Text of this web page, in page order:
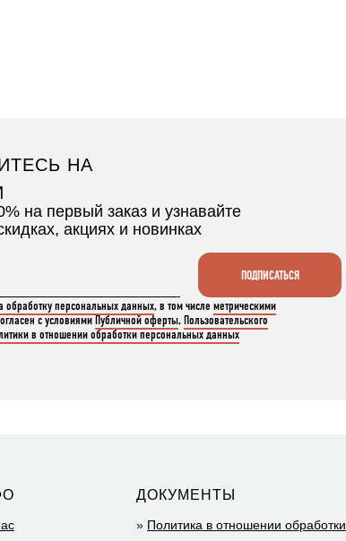
НА
на первый заказ и узнавайте
акциях и новинках
обработку персональных данных, в том числе метрическими
с условиямиПубличной оферты,Пользовательского
в отношении обработки персональных данных
ПОДПИСАТЬСЯ
ДОКУМЕНТЫ
» Политика в отношении обработки